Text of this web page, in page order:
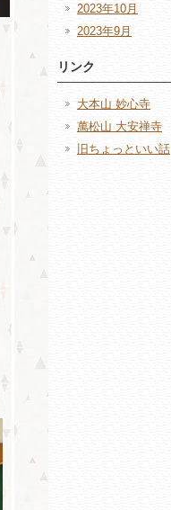
2023年10月
2023年9月
リンク
大本山 妙心寺
萬松山 大安禅寺
旧ちょっといい話